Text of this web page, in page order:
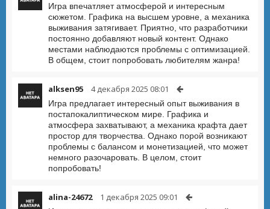
Игра впечатляет атмосферой и интересным
сюжетом. Графика на высшем уровне, а механика
выживания затягивает. Приятно, что разработчики
постоянно добавляют новый контент. Однако
местами наблюдаются проблемы с оптимизацией.
В общем, стоит попробовать любителям жанра!
alksen95 4 декабря 2025 08:01
Игра предлагает интересный опыт выживания в
постапокалиптическом мире. Графика и
атмосфера захватывают, а механика крафта дает
простор для творчества. Однако порой возникают
проблемы с балансом и монетизацией, что может
немного разочаровать. В целом, стоит
попробовать!
alina-24672 1 декабря 2025 09:01